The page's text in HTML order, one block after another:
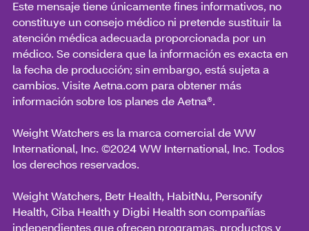
Este mensaje tiene únicamente fines informativos, no
constituye un consejo médico ni pretende sustituir la
atención médica adecuada proporcionada por un
médico. Se considera que la información es exacta en
la fecha de producción; sin embargo, está sujeta a
cambios. Visite Aetna.com para obtener más
información sobre los planes de Aetna®.
Weight Watchers es la marca comercial de WW
International, Inc. ©2024 WW International, Inc. Todos
los derechos reservados.
Weight Watchers, Betr Health, HabitNu, Personify
Health, Ciba Health y Digbi Health son compañías